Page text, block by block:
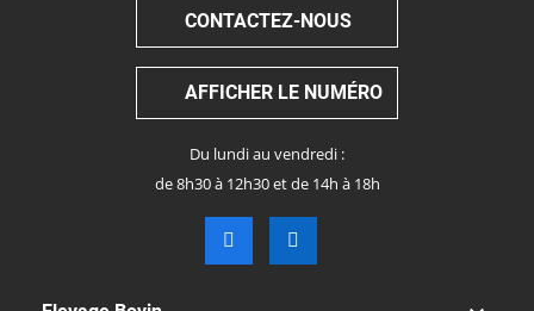
CONTACTEZ-NOUS
AFFICHER LE NUMÉRO
Du lundi au vendredi :
de 8h30 à 12h30 et de 14h à 18h